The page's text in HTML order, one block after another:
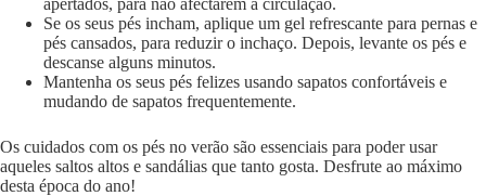
apertados, para não afectarem a circulação.
Se os seus pés incham, aplique um gel refrescante para pernas e
pés cansados, para reduzir o inchaço. Depois, levante os pés e
descanse alguns minutos.
Mantenha os seus pés felizes usando sapatos confortáveis e
mudando de sapatos frequentemente.
Os cuidados com os pés no verão são essenciais para poder usar
aqueles saltos altos e sandálias que tanto gosta. Desfrute ao máximo
desta época do ano!